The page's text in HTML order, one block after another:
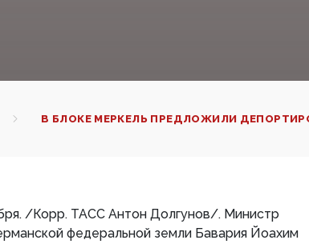
В БЛОКЕ МЕРКЕЛЬ ПРЕДЛОЖИЛИ
/Корр. ТАСС Антон Долгунов/. Министр
федеральной земли Бавария Йоахим